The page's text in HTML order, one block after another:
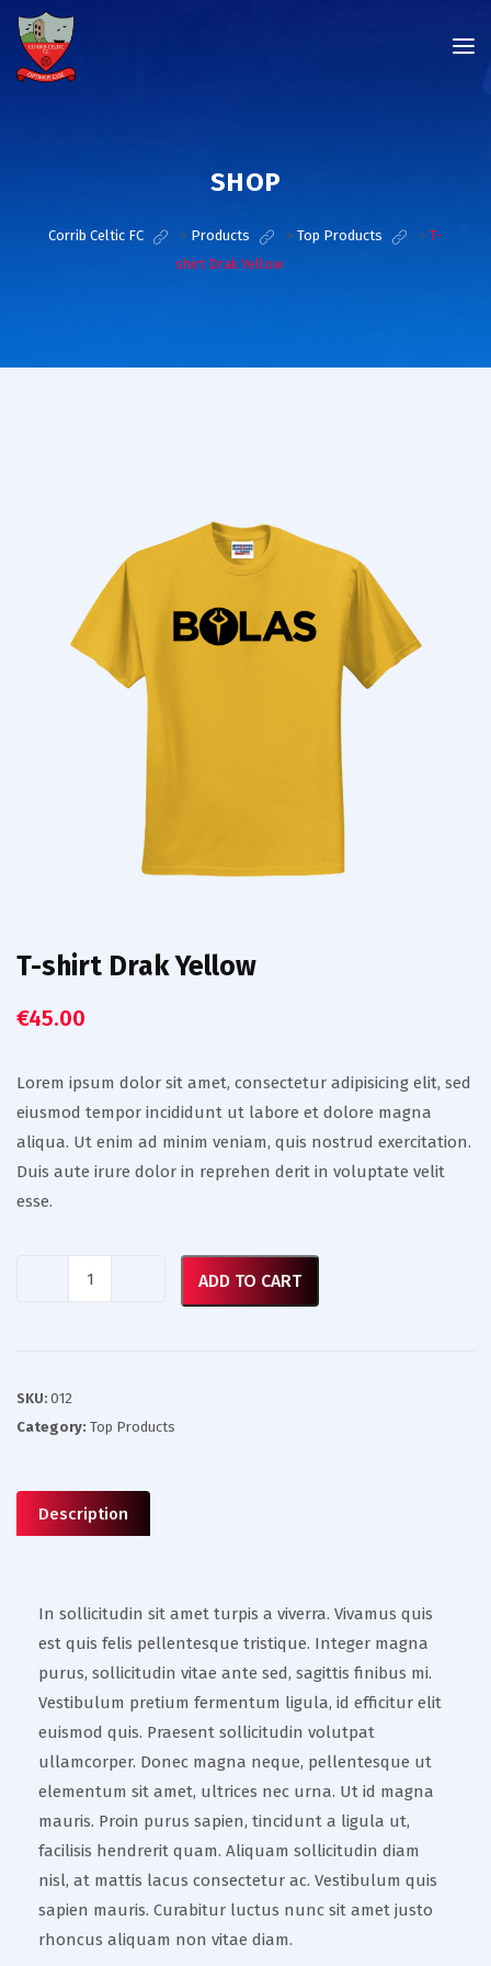
SHOP
Corrib Celtic FC > Products > Top Products > T-
shirt Drak Yellow
T-shirt Drak Yellow
€45.00
Lorem ipsum dolor sit amet, consectetur adipisicing elit, sed
eiusmod tempor incididunt ut labore et dolore magna
aliqua. Ut enim ad minim veniam, quis nostrud exercitation.
Duis aute irure dolor in reprehen derit in voluptate velit
esse.
Quantity
ADD TO CART
SKU: 012
Category: Top Products
Description
In sollicitudin sit amet turpis a viverra. Vivamus quis
est quis felis pellentesque tristique. Integer magna
purus, sollicitudin vitae ante sed, sagittis finibus mi.
Vestibulum pretium fermentum ligula, id efficitur elit
euismod quis. Praesent sollicitudin volutpat
ullamcorper. Donec magna neque, pellentesque ut
elementum sit amet, ultrices nec urna. Ut id magna
mauris. Proin purus sapien, tincidunt a ligula ut,
facilisis hendrerit quam. Aliquam sollicitudin diam
nisl, at mattis lacus consectetur ac. Vestibulum quis
sapien mauris. Curabitur luctus nunc sit amet justo
rhoncus aliquam non vitae diam.